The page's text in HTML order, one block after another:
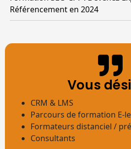
Référencement en 2024
Vous
CRM & LMS
Parcours de formation E-
Formateurs distanciel /
Consultants